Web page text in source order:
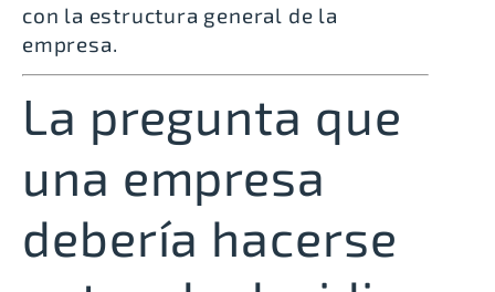
con la estructura general de la
empresa.
La pregunta que
una empresa
debería hacerse